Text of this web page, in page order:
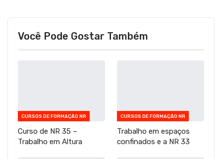
Você Pode Gostar Também
CURSOS DE FORMAÇÃO NR
Curso de NR 35 –
Trabalho em Altura
CURSOS DE FORMAÇÃO NR
Trabalho em espaços
confinados e a NR 33